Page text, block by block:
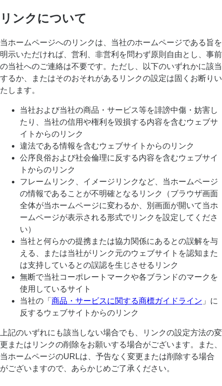
リンクについて
当ホームページへのリンクは、当社のホームページである旨を
明示いただければ、営利、非営利を問わず原則自由とし、事前
の当社へのご連絡は不要です。ただし、以下のいずれかに該当
するか、またはそのおそれがあるリンクの設定は固くお断りい
たします。
当社および当社の商品・サービス等を誹謗中傷・妨害し
たり、当社の信用や権利を毀損する内容を含むウェブサ
イトからのリンク
違法である情報を含むウェブサイトからのリンク
公序良俗および社会倫理に反する内容を含むウェブサイ
トからのリンク
フレームリンク、イメージリンクなど、当ホームページ
の情報であることが不明確となるリンク（ブラウザ画面
全体が当ホームページに変わるか、別画面が開いて当ホ
ームページが表示される形式でリンクを設定してくださ
い）
当社と何らかの提携または協力関係にあるとの誤解を与
える、または当社がリンク元のウェブサイトを認知また
は支持しているとの誤認を生じさせるリンク
無断で当社コーポレートマークや各ブランドのマークを
使用しているサイト
当社の「 商品・サービスに関する商標ガイドライン 」に
反するウェブサイトからのリンク
上記のいずれにも該当しない場合でも、リンクの設定方法の変
更またはリンクの削除をお願いする場合がございます。また、
当ホームページのURLは、予告なく変更または削除する場合
がございますので、あらかじめご了承ください。